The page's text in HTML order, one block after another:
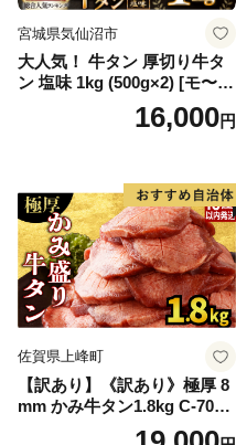
宮城県気仙沼市
大人気！ 牛タン 厚切り牛タ
ン 塩味 1kg (500g×2) [モ〜ラ
ンド 宮城県 気仙沼市 205646
60] 肉 牛肉 精肉 牛たん 牛タ
16,000円
佐賀県上峰町
【訳あり】《訳あり》極厚 8
mm かみ牛タン1.8kg C-709-